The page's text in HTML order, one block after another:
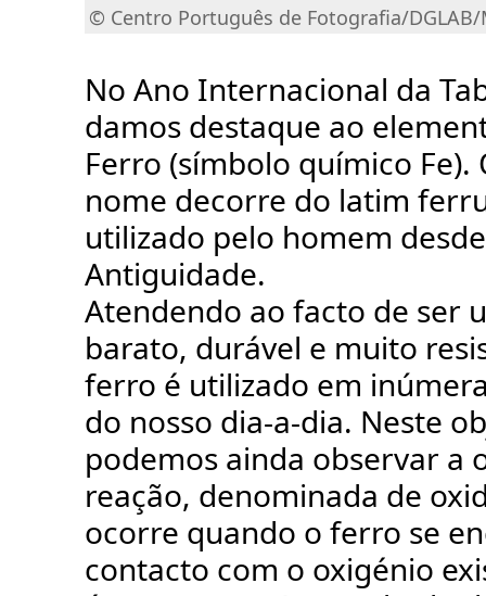
© Centro Português de Fotografia/DGLAB/
No Ano Internacional da
damos destaque ao
Ferro (símbolo químico Fe).
nome decorre do latim
utilizado pelo homem
Antiguidade.
Atendendo ao facto de ser
barato, durável e muito
ferro é utilizado em
do nosso dia-a-dia. Neste
podemos ainda observar a
reação, denominada de
ocorre quando o ferro se
contacto com o oxigénio